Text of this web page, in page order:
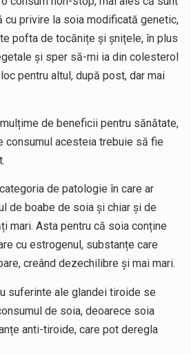
cu privire la soia modificată genetic,
pofta de tocănițe și șnițele, în plus
și sper să-mi ia din colesterol
pentru altul, după post, dar mai
de beneficii pentru sănătate,
consumul acesteia trebuie să fie
de patologie în care ar
de boabe de soia și chiar și de
mari. Asta pentru că soia conține
cu estrogenul, substanțe care
creând dezechilibre și mai mari.
suferinte ale glandei tiroide se
de soia, deoarece soia
anti-tiroide, care pot deregla